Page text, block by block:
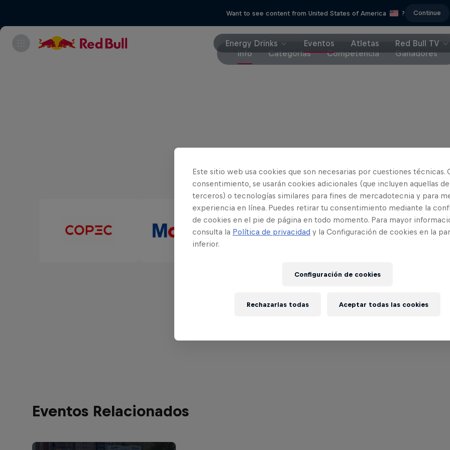
Want to see content from United States of America ? Continue
Energy Drinks Eventos Atletas
Red Bull TV
Info
Categorías Competencia Ganadores
Patrocinadores
Eventos Relacionados
Este sitio web usa cookies que son necesarias por cuestiones técnicas.
consentimiento, se usarán cookies adicionales (que incluyen aquellas de
terceros) o tecnologías similares para fines de mercadotecnia y para
experiencia en línea. Puedes retirar tu consentimiento mediante la
de cookies en el pie de página en todo momento. Para mayor
consulta la Política de privacidad y la Configuración de cookies en la
inferior.
Configuración de cookies
Rechazarlas todas Aceptar todas las cookies